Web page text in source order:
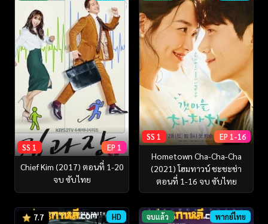
SS 1 EP 1
Chief Kim (2017) ตอนที่ 1-20
จบ ซับไทย
SS 1 EP 1-16
Hometown Cha-Cha-Cha
(2021) โฮมทาวน์ ชะชะช่า
ตอนที่ 1-16 จบ ซับไทย
7.7 HD จบแล้ว พากย์ไทย